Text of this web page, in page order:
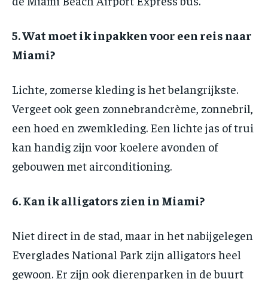
5. Wat moet ik inpakken voor een reis naar
Miami?
Lichte, zomerse kleding is het belangrijkste.
Vergeet ook geen zonnebrandcrème, zonnebril,
een hoed en zwemkleding. Een lichte jas of trui
kan handig zijn voor koelere avonden of
gebouwen met airconditioning.
6. Kan ik alligators zien in Miami?
Niet direct in de stad, maar in het nabijgelegen
Everglades National Park zijn alligators heel
gewoon. Er zijn ook dierenparken in de buurt